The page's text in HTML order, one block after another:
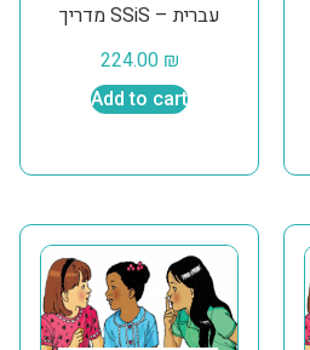
מדריך SSiS – עברית
224.00 ₪
Add to cart